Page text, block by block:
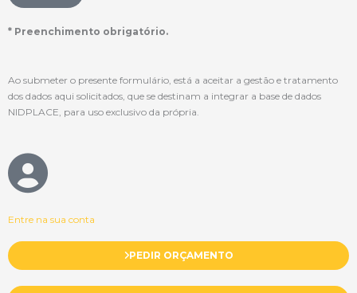
* Preenchimento obrigatório.
Ao submeter o presente formulário, está a aceitar a gestão e tratamento
dos dados aqui solicitados, que se destinam a integrar a base de dados
NIDPLACE, para uso exclusivo da própria.
Entre na sua conta
PEDIR ORÇAMENTO